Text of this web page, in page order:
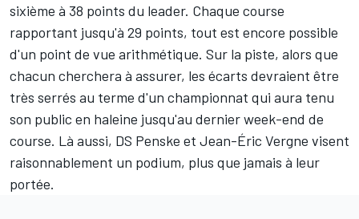
sixième à 38 points du leader. Chaque course
rapportant jusqu'à 29 points, tout est encore possible
d'un point de vue arithmétique. Sur la piste, alors que
chacun cherchera à assurer, les écarts devraient être
très serrés au terme d'un championnat qui aura tenu
son public en haleine jusqu'au dernier week-end de
course. Là aussi, DS Penske et Jean-Éric Vergne visent
raisonnablement un podium, plus que jamais à leur
portée.